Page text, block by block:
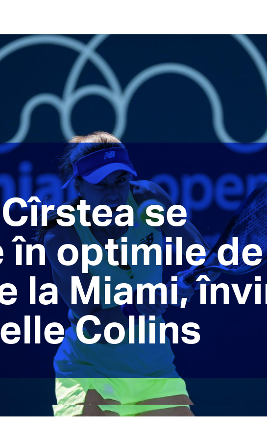
se
în optimile de
la Miami,
Collins